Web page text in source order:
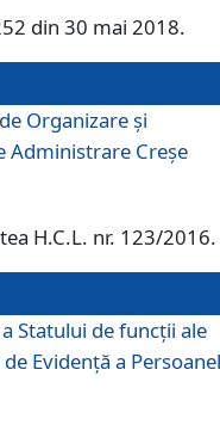
din 30 mai 2018.
Organizare și
Administrare Creșe
H.C.L. nr. 123/2016.
Statului de funcții ale
Evidență a